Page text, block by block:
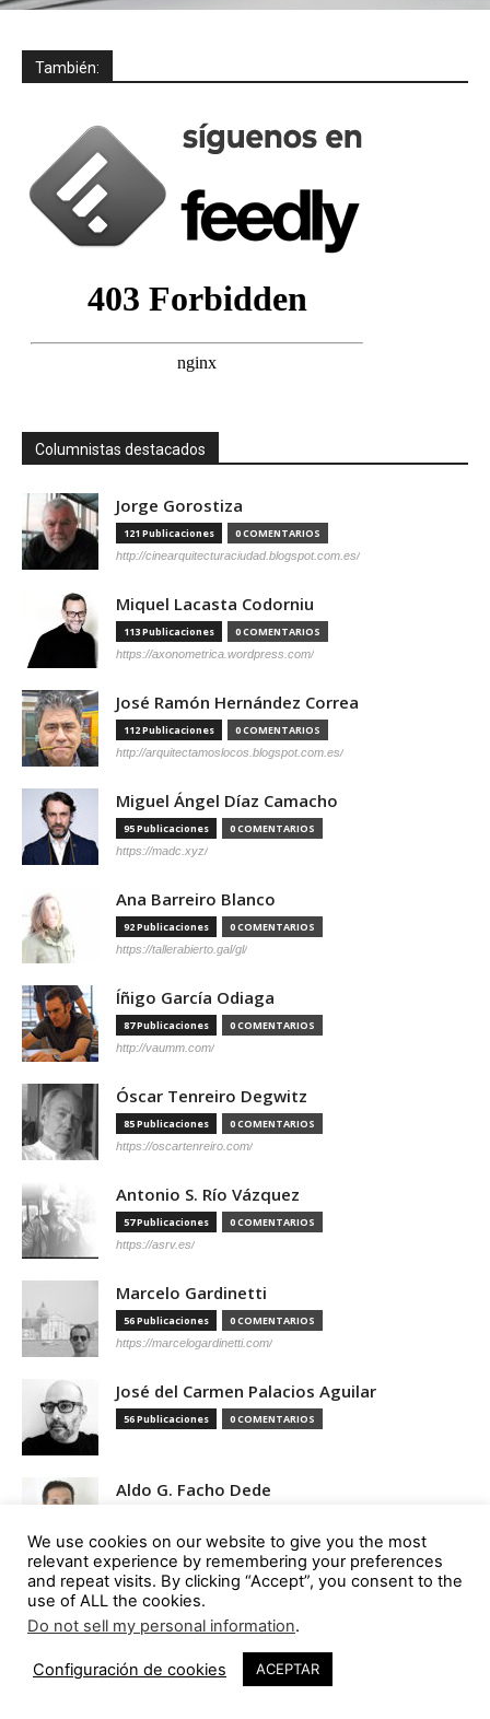
También:
Columnistas destacados
Jorge Gorostiza
121 Publicaciones 0 COMENTARIOS
http://cinearquitecturaciudad.blogspot.com.es/
Miquel Lacasta Codorniu
113 Publicaciones 0 COMENTARIOS
https://axonometrica.wordpress.com/
José Ramón Hernández Correa
112 Publicaciones 0 COMENTARIOS
http://arquitectamoslocos.blogspot.com.es/
Miguel Ángel Díaz Camacho
95 Publicaciones 0 COMENTARIOS
https://madc.xyz/
Ana Barreiro Blanco
92 Publicaciones 0 COMENTARIOS
https://tallerabierto.gal/gl/
Íñigo García Odiaga
87 Publicaciones 0 COMENTARIOS
http://vaumm.com/
Óscar Tenreiro Degwitz
85 Publicaciones 0 COMENTARIOS
https://oscartenreiro.com/
Antonio S. Río Vázquez
57 Publicaciones 0 COMENTARIOS
https://asrv.es/
Marcelo Gardinetti
56 Publicaciones 0 COMENTARIOS
https://marcelogardinetti.com/
José del Carmen Palacios Aguilar
56 Publicaciones 0 COMENTARIOS
Aldo G. Facho Dede
http://urbanistas.lat/
Sergio de Miguel García
http://www.hand-architecture.com/
We use cookies on our website to give you the most
relevant experience by remembering your preferences
and repeat visits. By clicking “Accept”, you consent to the
use of ALL the cookies.
Do not sell my personal information.
Configuración de cookies ACEPTAR